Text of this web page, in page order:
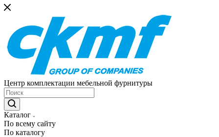
Центр комплектации мебельной фурнитуры
Каталог
По всему сайту
По каталогу